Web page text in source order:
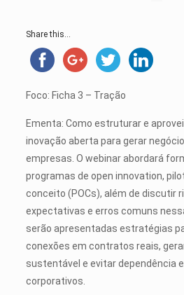
Share this...
Foco: Ficha 3 – Tração
Ementa: Como estruturar e
inovação aberta para gerar
empresas. O webinar abordará
programas de open innovation,
conceito (POCs), além de discutir
expectativas e erros comuns
serão apresentadas estratégias
conexões em contratos reais,
sustentável e evitar dependência
corporativos.